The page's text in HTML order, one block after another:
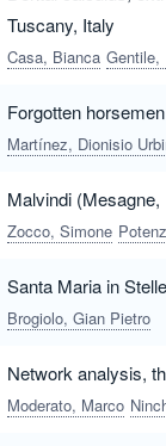
Tuscany, Italy
Casa, Bianca Gentile,
Forgotten
Martínez, Dionisio
Malvindi
Zocco, Simone
Santa Maria in
Brogiolo, Gian Pietro
Network analysis,
Moderato, Marco